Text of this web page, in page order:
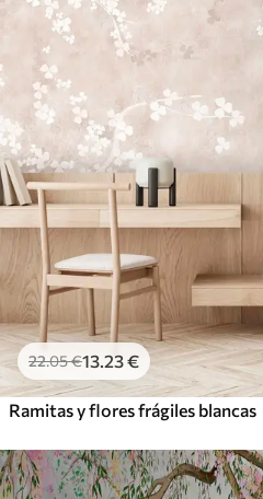
22.05€13.23€
Ramitas y flores frágiles blancas